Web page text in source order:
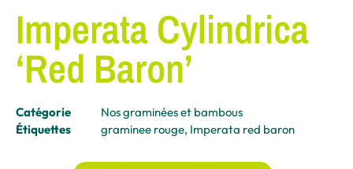
Imperata Cylindrica
‘Red Baron’
Catégorie
Nos graminées et bambous
Étiquettes
graminee rouge, Imperata red baron